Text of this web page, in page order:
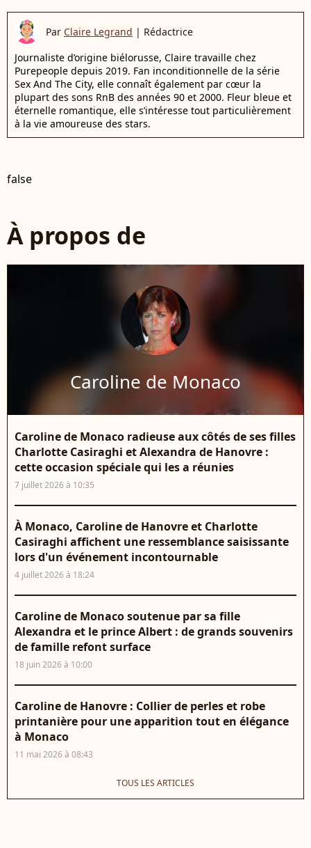
Par Claire Legrand | Rédactrice
Journaliste d’origine biélorusse, Claire travaille chez
Purepeople depuis 2019. Fan inconditionnelle de la série
Sex And The City, elle connaît également par cœur la
plupart des sons RnB des années 90 et 2000. Fleur bleue et
éternelle romantique, elle s’intéresse tout particulièrement
à la vie amoureuse des stars.
false
À propos de
Caroline de Monaco
Caroline de Monaco radieuse aux côtés de ses filles
Charlotte Casiraghi et Alexandra de Hanovre :
cette occasion spéciale qui les a réunies
7 juillet 2026 à 10:35
À Monaco, Caroline de Hanovre et Charlotte
Casiraghi affichent une ressemblance saisissante
lors d'un événement incontournable
4 juillet 2026 à 18:24
Caroline de Monaco soutenue par sa fille
Alexandra et le prince Albert : de grands souvenirs
de famille refont surface
18 juin 2026 à 10:00
Caroline de Hanovre : Collier de perles et robe
printanière pour une apparition tout en élégance
à Monaco
11 mai 2026 à 08:43
TOUS LES ARTICLES